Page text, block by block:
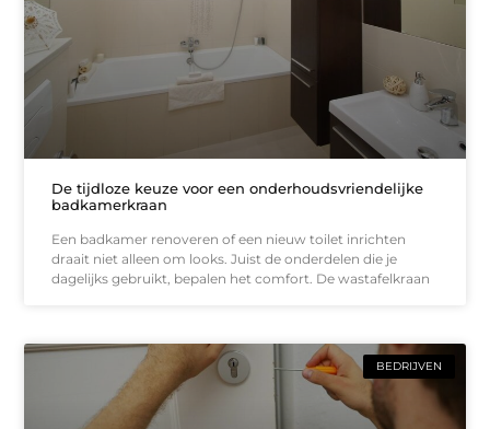
De tijdloze keuze voor een onderhoudsvriendelijke
badkamerkraan
Een badkamer renoveren of een nieuw toilet inrichten
draait niet alleen om looks. Juist de onderdelen die je
dagelijks gebruikt, bepalen het comfort. De wastafelkraan
BEDRIJVEN